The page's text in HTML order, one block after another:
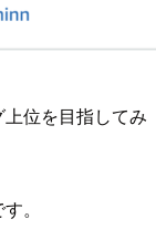
位を目指してみ
。